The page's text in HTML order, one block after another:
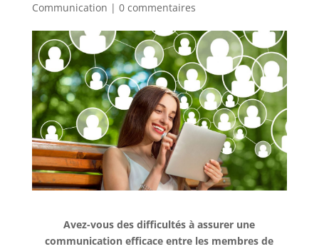
Communication | 0 commentaires
Avez-vous des difficultés à assurer une
communication efficace entre les membres de